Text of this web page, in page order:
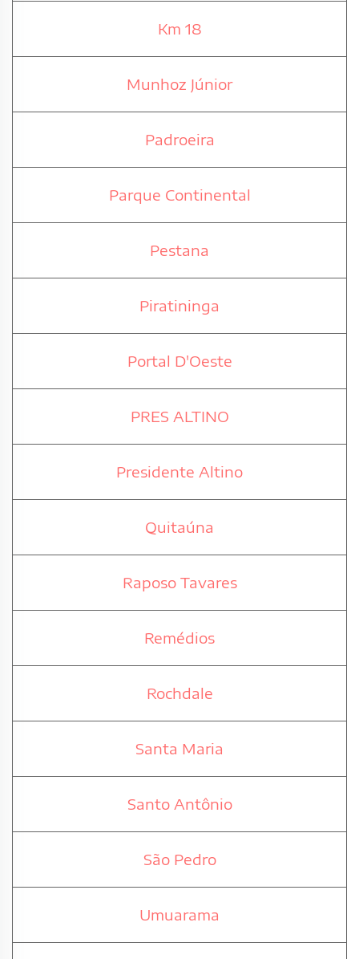
Km 18
Munhoz Júnior
Padroeira
Parque Continental
Pestana
Piratininga
Portal D'Oeste
PRES ALTINO
Presidente Altino
Quitaúna
Raposo Tavares
Remédios
Rochdale
Santa Maria
Santo Antônio
São Pedro
Umuarama